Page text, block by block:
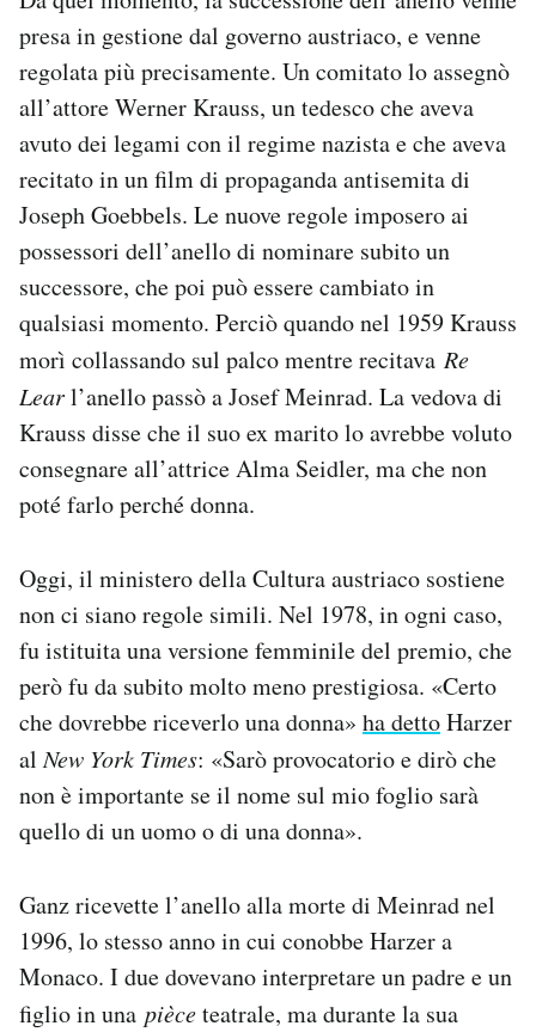
presa in gestione dal governo austriaco, e venne
regolata più precisamente. Un comitato lo assegnò
all’attore Werner Krauss, un tedesco che aveva
avuto dei legami con il regime nazista e che aveva
recitato in un film di propaganda antisemita di
Joseph Goebbels. Le nuove regole imposero ai
possessori dell’anello di nominare subito un
successore, che poi può essere cambiato in
qualsiasi momento. Perciò quando nel 1959 Krauss
morì collassando sul palco mentre recitava Re
Learl’anello passò a Josef Meinrad. La vedova di
Krauss disse che il suo ex marito lo avrebbe voluto
consegnare all’attrice Alma Seidler, ma che non
poté farlo perché donna.
Oggi, il ministero della Cultura austriaco sostiene
non ci siano regole simili. Nel 1978, in ogni caso,
fu istituita una versione femminile del premio, che
però fu da subito molto meno prestigiosa. «Certo
che dovrebbe riceverlo una donna» ha dettoHarzer
alNew York Times: «Sarò provocatorio e dirò che
non è importante se il nome sul mio foglio sarà
quello di un uomo o di una donna».
Ganz ricevette l’anello alla morte di Meinrad nel
1996, lo stesso anno in cui conobbe Harzer a
Monaco. I due dovevano interpretare un padre e un
figlio in una pièceteatrale, ma durante la sua